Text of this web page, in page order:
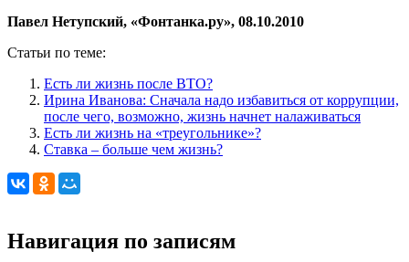
Павел Нетупский, «Фонтанка.ру», 08.10.2010
Статьи по теме:
Есть ли жизнь после ВТО?
Ирина Иванова: Сначала надо избавиться от коррупции,
после чего, возможно, жизнь начнет налаживаться
Есть ли жизнь на «треугольнике»?
Ставка – больше чем жизнь?
Навигация по записям